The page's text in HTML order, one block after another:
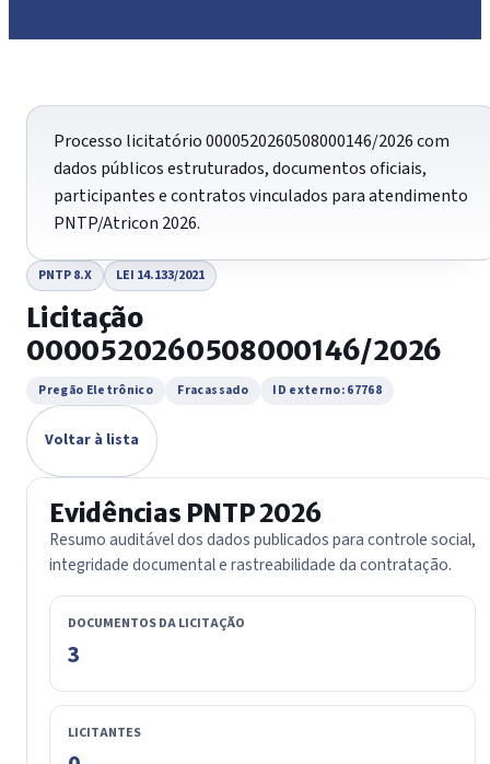
Processo licitatório 0000520260508000146/2026 com
dados públicos estruturados, documentos oficiais,
participantes e contratos vinculados para atendimento
PNTP/Atricon 2026.
PNTP 8.X LEI 14.133/2021
Licitação
0000520260508000146/2026
Pregão Eletrônico Fracassado ID externo: 67768
Voltar à lista
Evidências PNTP 2026
Resumo auditável dos dados publicados para controle social,
integridade documental e rastreabilidade da contratação.
DOCUMENTOS DA LICITAÇÃO
3
LICITANTES